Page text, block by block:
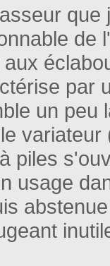
que
de
par
un peu
piles
usage